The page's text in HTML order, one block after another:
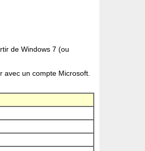
de Windows 7 (ou
avec un compte Microsoft.